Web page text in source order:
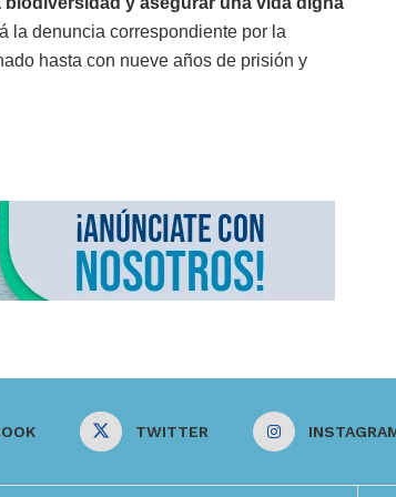
la denuncia correspondiente por la
hasta con nueve años de prisión y
TWITTER